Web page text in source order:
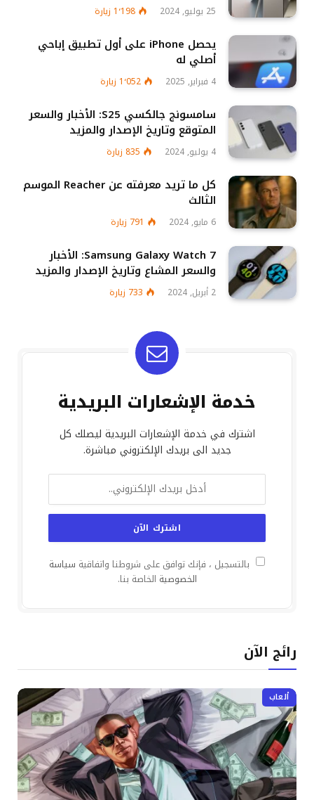
25 يوليو, 2024 1٬198 زيارة
يحصل iPhone على أول تطبيق إباحي
أصلي له
4 فبراير, 2025 1٬052 زيارة
سامسونج جالكسي S25: الأخبار والسعر
المتوقع وتاريخ الإصدار والمزيد
4 يوليو, 2024 835 زيارة
كل ما تريد معرفته عن Reacher الموسم
الثالث
6 مايو, 2024 791 زيارة
Samsung Galaxy Watch 7: الأخبار
والسعر المشاع وتاريخ الإصدار والمزيد
2 أبريل, 2024 733 زيارة
خدمة الإشعارات البريدية
اشترك في خدمة الإشعارات البريدية ليصلك كل
جديد الى بريدك الإلكتروني مباشرة.
بالتسجيل ، فإنك توافق على شروطنا واتفاقية سياسة
الخصوصية الخاصة بنا.
رائج الآن
ألعاب